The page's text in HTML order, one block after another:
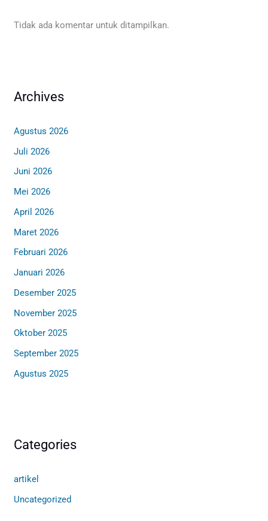
Tidak ada komentar untuk ditampilkan.
Archives
Agustus 2026
Juli 2026
Juni 2026
Mei 2026
April 2026
Maret 2026
Februari 2026
Januari 2026
Desember 2025
November 2025
Oktober 2025
September 2025
Agustus 2025
Categories
artikel
Uncategorized